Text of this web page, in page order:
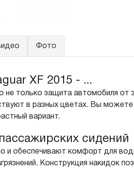
Фото
XF 2015 - ...
только защита автомобиля от
в разных цветах. Вы
вариант.
сидений
и обеспечивают комфорт для
Конструкция накидок